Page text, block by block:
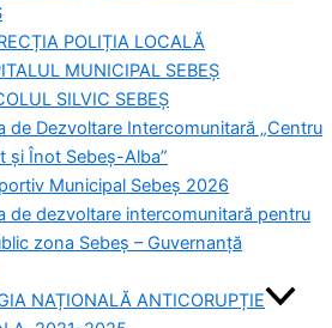
POLIȚIA LOCALĂ
MUNICIPAL SEBEȘ
SILVIC SEBEȘ
de Dezvoltare Intercomunitară „Centru
și Înot Sebeș-Alba”
Municipal Sebeș 2026
de dezvoltare intercomunitară pentru
zona Sebeș – Guvernanță
NAȚIONALĂ ANTICORUPȚIE